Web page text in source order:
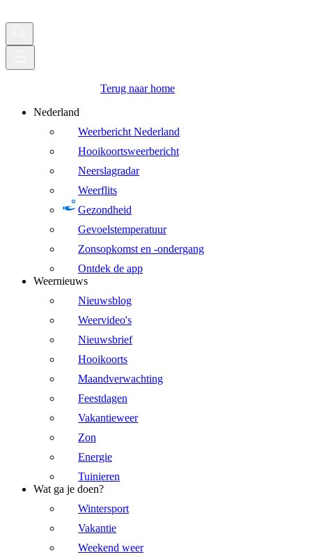
Terug naar home
Nederland
Weerbericht Nederland
Hooikoortsweerbericht
Neerslagradar
Weerflits
Gezondheid
Gevoelstemperatuur
Zonsopkomst en -ondergang
Ontdek de app
Weernieuws
Nieuwsblog
Weervideo's
Nieuwsbrief
Hooikoorts
Maandverwachting
Feestdagen
Vakantieweer
Zon
Energie
Tuinieren
Wat ga je doen?
Wintersport
Vakantie
Weekend weer